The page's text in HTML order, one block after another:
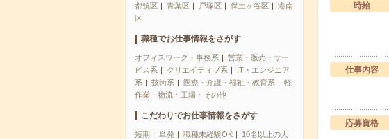
都筑区
青葉区 戸塚区 保土ヶ谷区
港南
区
職種でお仕事情報をさがす
オフィスワーク・事務系
営業・販売・サー
ビス系
クリエイティブ系
IT・エンジニア
系
技術系 医療・介護・福祉・教育系
軽
作業・物流・工場・その他
こだわりでお仕事情報をさがす
短期 単発 職種未経験OK
10名以上の大
時給
仕事内容
応募資格